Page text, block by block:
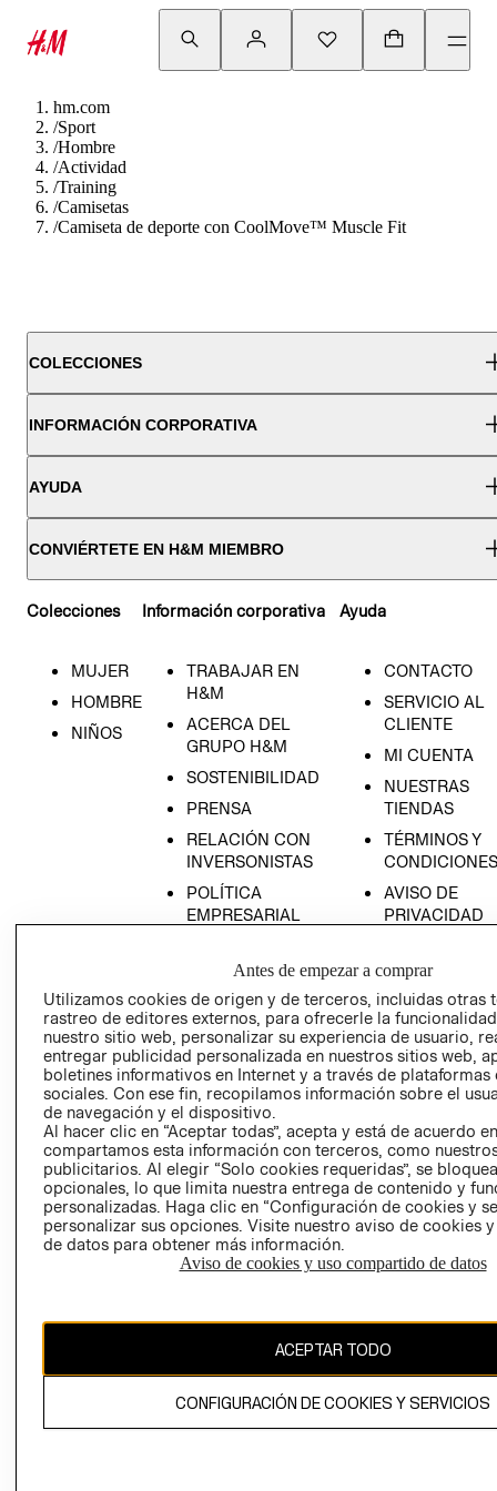
hm.com
/Sport
/Hombre
/Actividad
/Training
/Camisetas
/Camiseta de deporte con CoolMove™ Muscle Fit
COLECCIONES
INFORMACIÓN CORPORATIVA
AYUDA
CONVIÉRTETE EN H&M MIEMBRO
Colecciones
MUJER
HOMBRE
NIÑOS
Información corporativa
TRABAJAR EN
H&M
ACERCA DEL
GRUPO H&M
SOSTENIBILIDAD
PRENSA
RELACIÓN CON
INVERSONISTAS
POLÍTICA
EMPRESARIAL
Ayuda
CONTACTO
SERVICIO AL
CLIENTE
MI CUENTA
NUESTRAS
TIENDAS
TÉRMINOS Y
CONDICIONES
AVISO DE
PRIVACIDAD
AVISO DE
COOKIES
LIBRO DE
Ecuador ($)
CAMBIAR REGIÓN
El contenido de esta página web está protegido por copyright y es
Antes de empezar a comprar
Utilizamos cookies de origen y de terceros, incluidas otras
rastreo de editores externos, para ofrecerle la
nuestro sitio web, personalizar su experiencia de usuario,
entregar publicidad personalizada en nuestros sitios web,
boletines informativos en Internet y a través de plataformas
sociales. Con ese fin, recopilamos información sobre el
de navegación y el dispositivo.
Al hacer clic en “Aceptar todas”, acepta y está de acuerdo
compartamos esta información con terceros, como
publicitarios. Al elegir “Solo cookies requeridas”, se
opcionales, lo que limita nuestra entrega de contenido y
personalizadas. Haga clic en “Configuración de cookies y
personalizar sus opciones. Visite nuestro aviso de cookies
de datos para obtener más información.
Aviso de cookies y uso compartido de datos
ACEPTAR TODO
CONFIGURACIÓN DE COOKIES Y SERVICIOS